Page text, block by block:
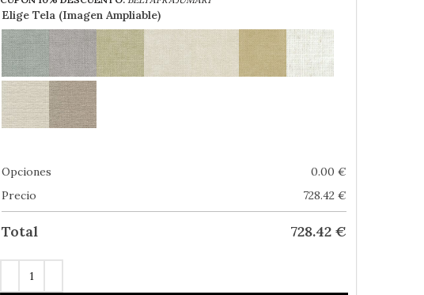
Elige Tela (Imagen Ampliable)
Opciones 0.00 €
Precio
728.42 €
Total 728.42 €